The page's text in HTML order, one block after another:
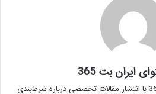
ایران بت 365
تیم تولید محتوای ایران بت 365 با انتشار مقالات تخصصی درباره شرط‌بندی